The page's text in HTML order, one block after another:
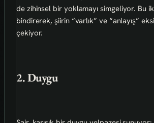
de zihinsel bir yoklamayı simgeliyor. Bu
bindirerek, şiirin “varlık” ve “anlayış”
çekiyor.
2. Duygu